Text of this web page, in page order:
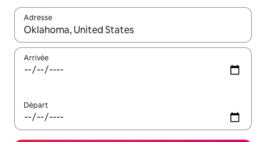
Adresse
Lorsque les résultats s'affichent, utilisez les flèches vers le
Arrivée
Départ